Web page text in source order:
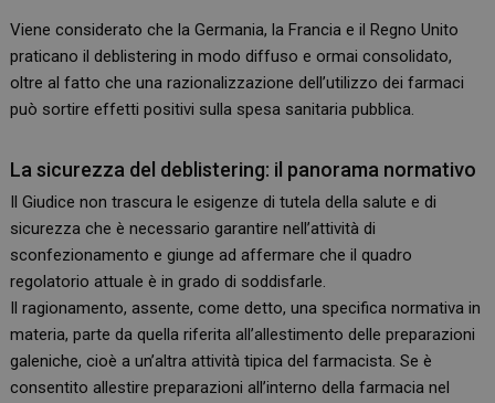
Viene considerato che la Germania, la Francia e il Regno Unito
praticano il deblistering in modo diffuso e ormai consolidato,
oltre al fatto che una razionalizzazione dell’utilizzo dei farmaci
può sortire effetti positivi sulla spesa sanitaria pubblica.
La sicurezza del deblistering: il panorama normativo
Il Giudice non trascura le esigenze di tutela della salute e di
sicurezza che è necessario garantire nell’attività di
sconfezionamento e giunge ad affermare che il quadro
regolatorio attuale è in grado di soddisfarle.
Il ragionamento, assente, come detto, una specifica normativa in
materia, parte da quella riferita all’allestimento delle preparazioni
galeniche, cioè a un’altra attività tipica del farmacista. Se è
consentito allestire preparazioni all’interno della farmacia nel